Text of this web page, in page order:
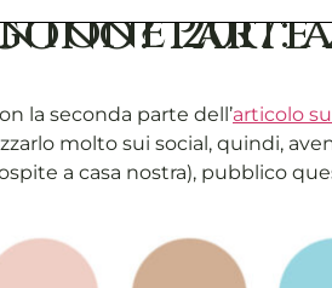
stagioni appartengono?
la seconda parte dell’articolo
molto sui social, quindi,
a casa nostra), pubblico